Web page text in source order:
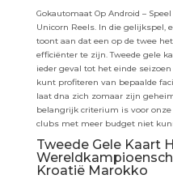
Gokautomaat Op Android –
Unicorn Reels. In die gelijkspel,
toont aan dat een op de twee
efficiënter te zijn. Tweede gele
ieder geval tot het einde
kunt profiteren van bepaalde
laat dna zich zomaar zijn
belangrijk criterium is voor
clubs met meer budget niet
Tweede Gele Kaart
Kroatië Marokko